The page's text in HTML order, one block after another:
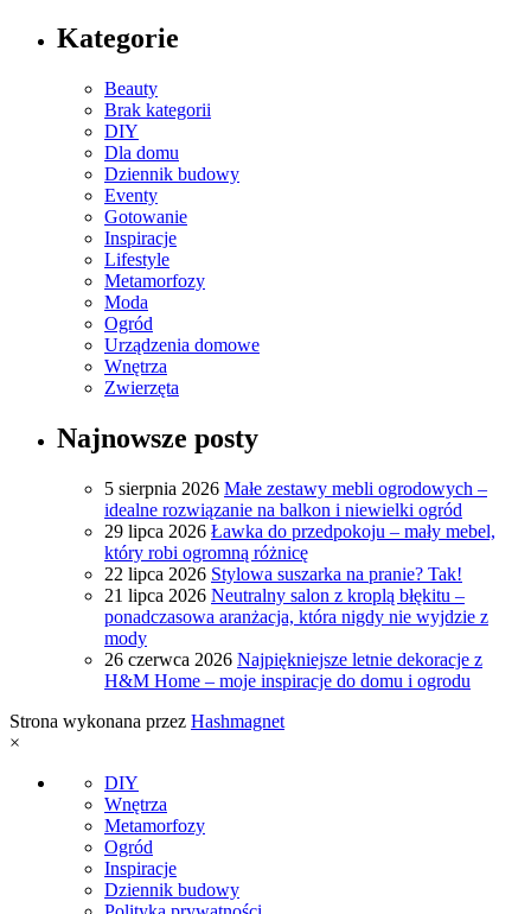
Kategorie
Beauty
Brak kategorii
DIY
Dla domu
Dziennik budowy
Eventy
Gotowanie
Inspiracje
Lifestyle
Metamorfozy
Moda
Ogród
Urządzenia domowe
Wnętrza
Zwierzęta
Najnowsze posty
5 sierpnia 2026 Małe zestawy mebli ogrodowych –
idealne rozwiązanie na balkon i niewielki ogród
29 lipca 2026 Ławka do przedpokoju – mały mebel,
który robi ogromną różnicę
22 lipca 2026 Stylowa suszarka na pranie? Tak!
21 lipca 2026 Neutralny salon z kroplą błękitu –
ponadczasowa aranżacja, która nigdy nie wyjdzie z
mody
26 czerwca 2026 Najpiękniejsze letnie dekoracje z
H&M Home – moje inspiracje do domu i ogrodu
Strona wykonana przez Hashmagnet
×
DIY
Wnętrza
Metamorfozy
Ogród
Inspiracje
Dziennik budowy